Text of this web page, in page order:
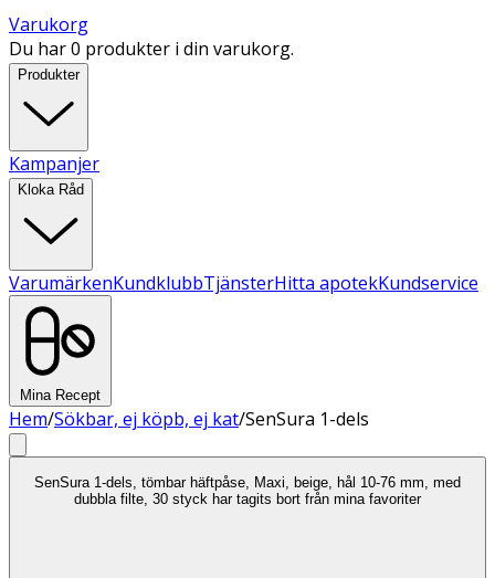
Varukorg
Du har 0 produkter i din varukorg.
Produkter
Kampanjer
Kloka Råd
VarumärkenKundklubbTjänsterHitta apotekKundservice
Mina Recept
Hem/Sökbar, ej köpb, ej kat/SenSura 1-dels
SenSura 1-dels, tömbar häftpåse, Maxi, beige, hål 10-76 mm, med
dubbla filte, 30 styck har tagits bort från mina favoriter